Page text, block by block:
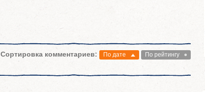
Сортировка комментариев: По дате По рейтингу